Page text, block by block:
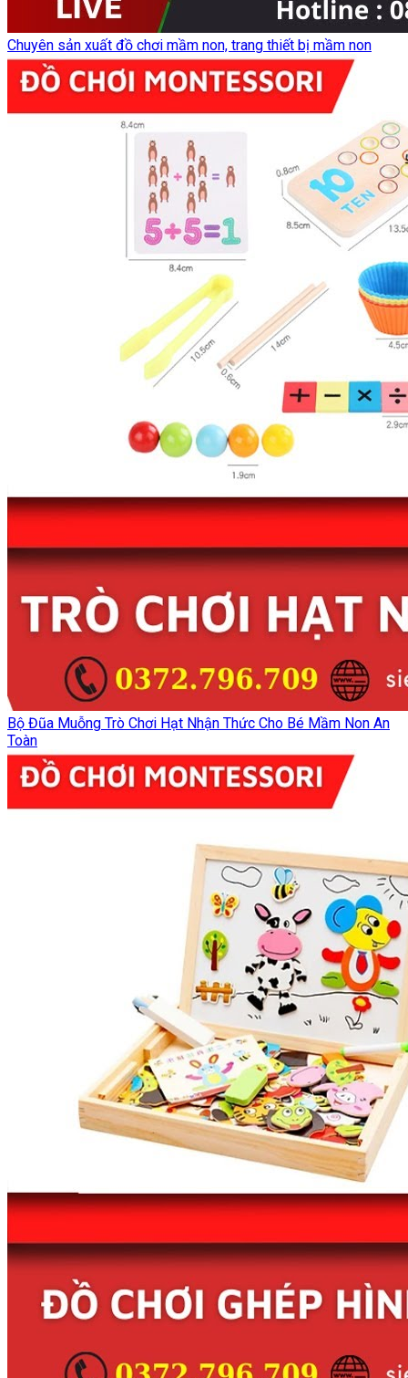
Chuyên sản xuất đồ chơi mầm non, trang thiết bị mầm non
Bộ Đũa Muỗng Trò Chơi Hạt Nhận Thức Cho Bé Mầm Non An
Toàn